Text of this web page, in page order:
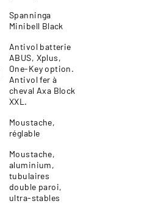
Spanninga
Minibell Black
Antivol batterie
ABUS, Xplus,
One-Key option.
Antivol fer à
cheval Axa Block
XXL.
Moustache,
réglable
Moustache,
aluminium,
tubulaires
double paroi,
ultra-stables